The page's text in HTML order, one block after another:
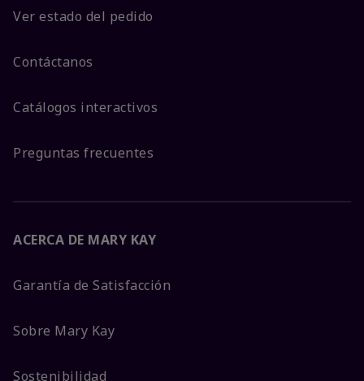
Ver estado del pedido
Contáctanos
Catálogos interactivos
Preguntas frecuentes
ACERCA DE MARY KAY
Garantía de Satisfacción
Sobre Mary Kay
Sostenibilidad